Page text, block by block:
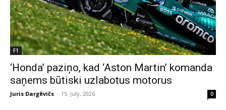
F1
‘Honda’ paziņo, kad ‘Aston Martin’ komanda
saņems būtiski uzlabotus motorus
Juris Dargēvičs - 15. July, 2026 0